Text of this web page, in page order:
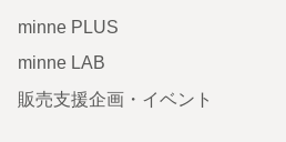
minne PLUS
minne LAB
販売支援企画・イベント